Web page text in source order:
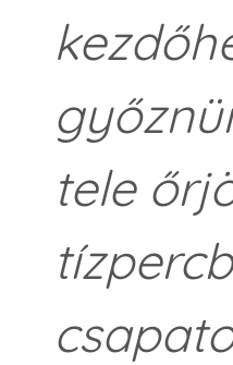
tele